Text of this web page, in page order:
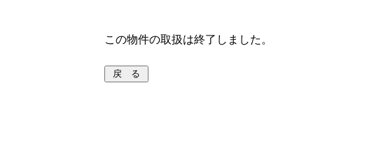
この物件の取扱は終了しました。